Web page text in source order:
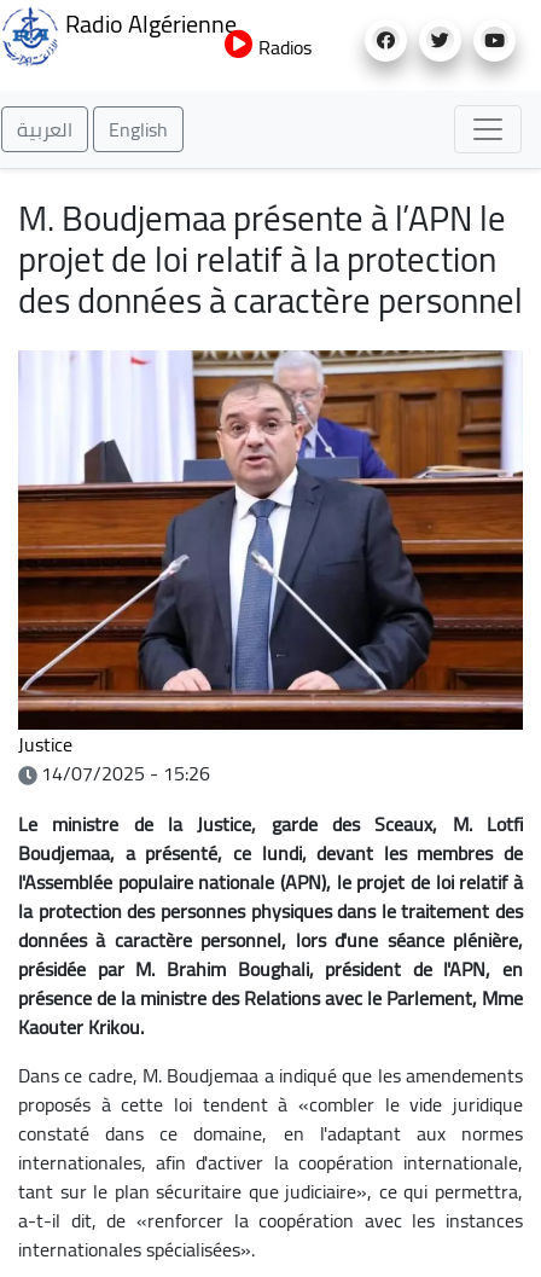
au
Radio Algérienne
Radios
العربية English
M. Boudjemaa présente à l’APN le
projet de loi relatif à la protection
des données à caractère personnel
Justice
14/07/2025 - 15:26
Le ministre de la Justice, garde des Sceaux, M. Lotfi
Boudjemaa, a présenté, ce lundi, devant les membres de
l'Assemblée populaire nationale (APN), le projet de loi relatif à
la protection des personnes physiques dans le traitement des
données à caractère personnel, lors d'une séance plénière,
présidée par M. Brahim Boughali, président de l'APN, en
présence de la ministre des Relations avec le Parlement, Mme
Kaouter Krikou.
Dans ce cadre, M. Boudjemaa a indiqué que les amendements
proposés à cette loi tendent à «combler le vide juridique
constaté dans ce domaine, en l'adaptant aux normes
internationales, afin d'activer la coopération internationale,
tant sur le plan sécuritaire que judiciaire», ce qui permettra,
a-t-il dit, de «renforcer la coopération avec les instances
internationales spécialisées».